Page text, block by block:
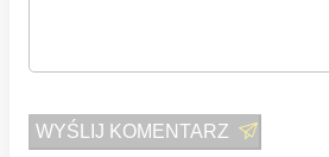
WYŚLIJ KOMENTARZ